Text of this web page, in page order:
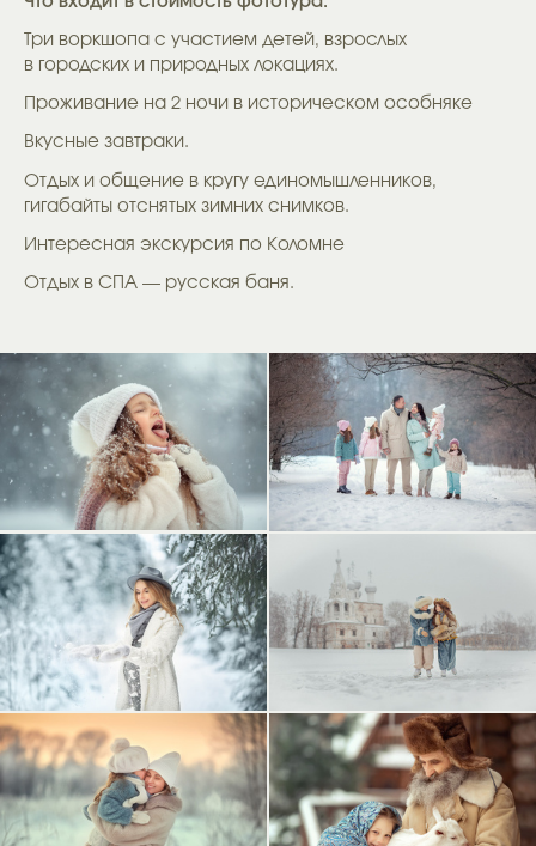
Три воркшопа с участием детей, взрослых
в городских и природных локациях.
Проживание на 2 ночи в историческом особняке
Вкусные завтраки.
Отдых и общение в кругу единомышленников,
гигабайты отснятых зимних снимков.
Интересная экскурсия по Коломне
Отдых в СПА — русская баня.